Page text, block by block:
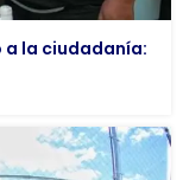
a la ciudadanía: